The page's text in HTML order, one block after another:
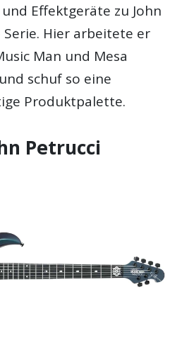
Effektgeräte zu John
Hier arbeitete er
Man und Mesa
schuf so eine
Produktpalette.
Petrucci